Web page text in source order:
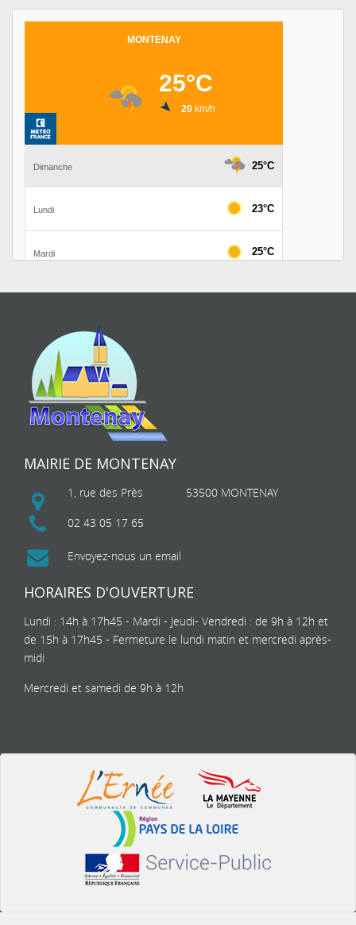
MAIRIE DE MONTENAY
1, rue des Près
53500 MONTENAY
02 43 05 17 65
Envoyez-nous un email
HORAIRES D'OUVERTURE
Lundi : 14h à 17h45 - Mardi - Jeudi- Vendredi : de 9h à 12h et
de 15h à 17h45 - Fermeture le lundi matin et mercredi après-
midi
Mercredi et samedi de 9h à 12h